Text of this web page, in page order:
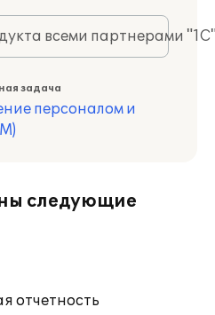
всеми партнерами
задача
персоналом и
следующие
отчетность